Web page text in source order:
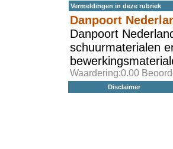
Vermeldingen in deze rubriek
Danpoort
Danpoort
schuurmaterialen
Waardering:0.00
Disclaimer